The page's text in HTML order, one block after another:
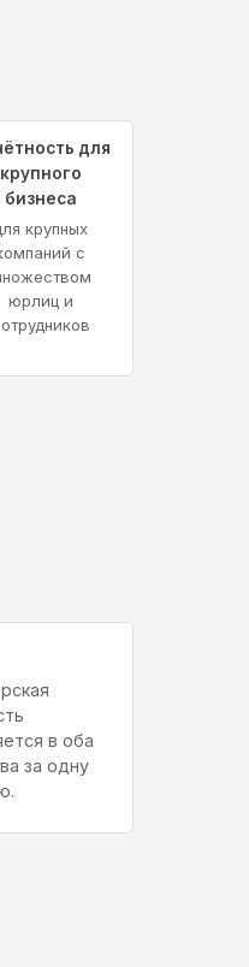
для
крупного
бизнеса
крупных
с
юрлиц и
в оба
за одну